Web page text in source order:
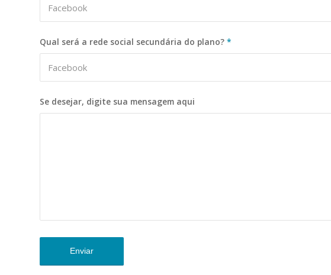
Qual será a rede social secundária do plano? *
Se desejar, digite sua mensagem aqui